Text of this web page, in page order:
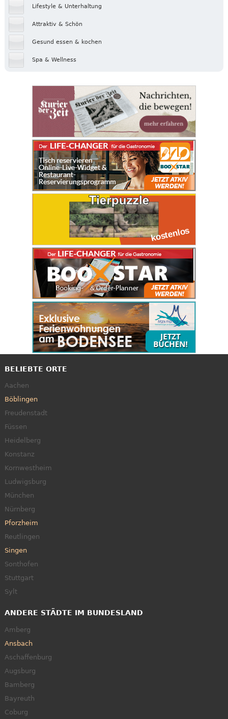
Lifestyle & Unterhaltung
Attraktiv & Schön
Gesund essen & kochen
Spa & Wellness
BELIEBTE ORTE
Aachen
Böblingen
Freudenstadt
Füssen
Heidelberg
Konstanz
Kornwestheim
Ludwigsburg
München
Nürnberg
Pforzheim
Reutlingen
Singen
Sonthofen
Stuttgart
Sylt
ANDERE STÄDTE IM BUNDESLAND
Amberg
Ansbach
Aschaffenburg
Augsburg
Bamberg
Bayreuth
Coburg